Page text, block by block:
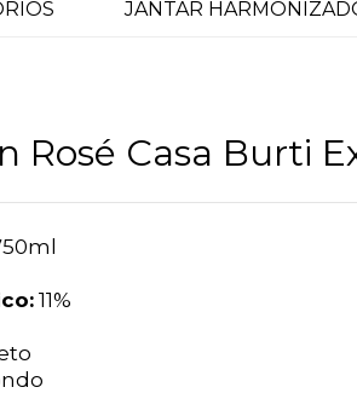
JANTAR
Rosé Casa Burti
11%